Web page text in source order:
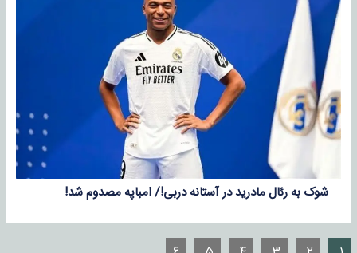
شوک به رئال مادرید در آستانه دربی!/ امباپه مصدوم شد!